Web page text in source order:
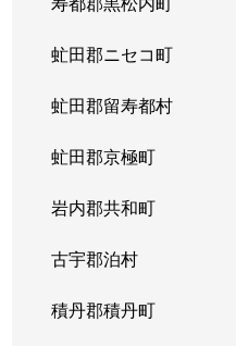
虻田郡ニセコ町
虻田郡留寿都村
虻田郡京極町
岩内郡共和町
古宇郡泊村
積丹郡積丹町